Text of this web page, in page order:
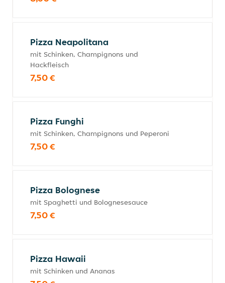
Pizza Neapolitana
mit Schinken, Champignons und
Hackfleisch
7,50 €
Pizza Funghi
mit Schinken, Champignons und Peperoni
7,50 €
Pizza Bolognese
mit Spaghetti und Bolognesesauce
7,50 €
Pizza Hawaii
mit Schinken und Ananas